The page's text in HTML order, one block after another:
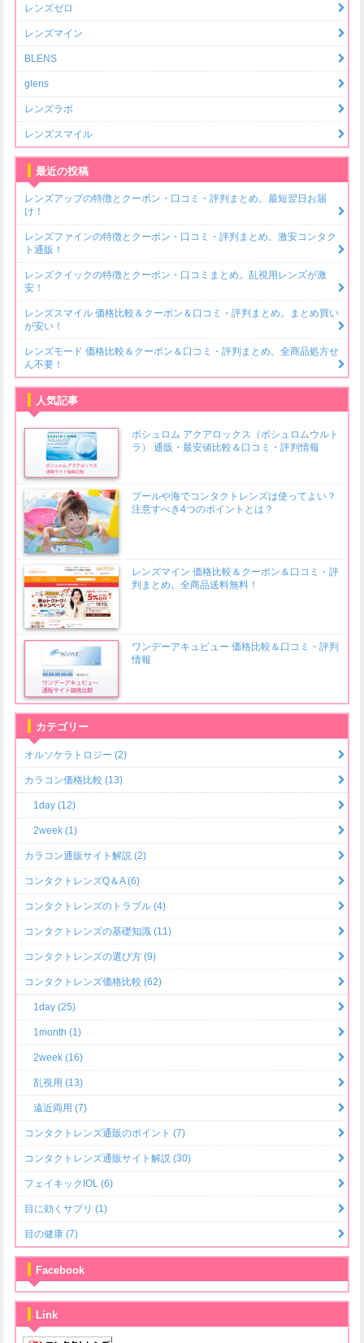
レンズゼロ
レンズマイン
BLENS
glens
レンズラボ
レンズスマイル
最近の投稿
レンズアップの特徴とクーポン・口コミ・評判まとめ。最短翌日お届
け！
レンズファインの特徴とクーポン・口コミ・評判まとめ。激安コンタク
ト通販！
レンズクイックの特徴とクーポン・口コミまとめ。乱視用レンズが激
安！
レンズスマイル 価格比較＆クーポン＆口コミ・評判まとめ。まとめ買い
が安い！
レンズモード 価格比較＆クーポン＆口コミ・評判まとめ。全商品処方せ
ん不要！
人気記事
ボシュロム アクアロックス（ボシュロムウルト
ラ） 通販・最安値比較＆口コミ・評判情報
プールや海でコンタクトレンズは使ってよい？
注意すべき4つのポイントとは？
レンズマイン 価格比較＆クーポン＆口コミ・評
判まとめ。全商品送料無料！
ワンデーアキュビュー 価格比較＆口コミ・評判
情報
カテゴリー
オルソケラトロジー (2)
カラコン価格比較 (13)
1day (12)
2week (1)
カラコン通販サイト解説 (2)
コンタクトレンズQ＆A (6)
コンタクトレンズのトラブル (4)
コンタクトレンズの基礎知識 (11)
コンタクトレンズの選び方 (9)
コンタクトレンズ価格比較 (62)
1day (25)
1month (1)
2week (16)
乱視用 (13)
遠近両用 (7)
コンタクトレンズ通販のポイント (7)
コンタクトレンズ通販サイト解説 (30)
フェイキックIOL (6)
目に効くサプリ (1)
目の健康 (7)
Facebook
Link